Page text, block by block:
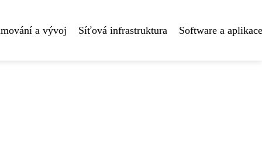
a vývoj Síťová infrastruktura Software a aplikace